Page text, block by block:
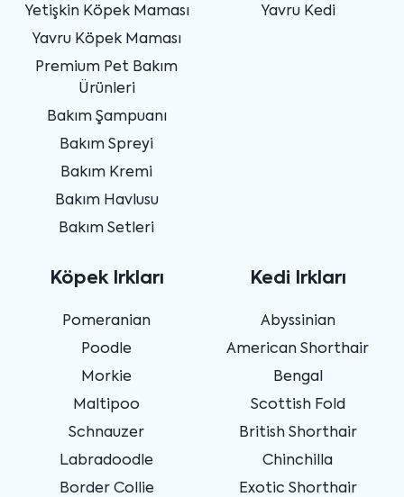
Yetişkin Köpek Maması
Yavru Köpek Maması
Premium Pet Bakım
Ürünleri
Bakım Şampuanı
Bakım Spreyi
Bakım Kremi
Bakım Havlusu
Bakım Setleri
Yavru Kedi
Köpek Irkları
Pomeranian
Poodle
Morkie
Maltipoo
Schnauzer
Labradoodle
Border Collie
Kedi Irkları
Abyssinian
American Shorthair
Bengal
Scottish Fold
British Shorthair
Chinchilla
Exotic Shorthair